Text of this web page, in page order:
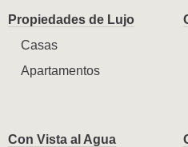
Propiedades de Lujo
Casas
Apartamentos
Con Vista al Agua